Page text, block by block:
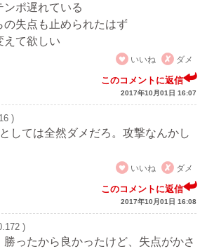
ポ遅れている
の失点も止められたはず
えて欲しい
いいね
ダメ
このコメントに返信
2017年10月01日 16:07
)
しては全然ダメだろ。攻撃なんかし
いいね
ダメ
このコメントに返信
2017年10月01日 16:08
)
ったから良かったけど、失点がかさ